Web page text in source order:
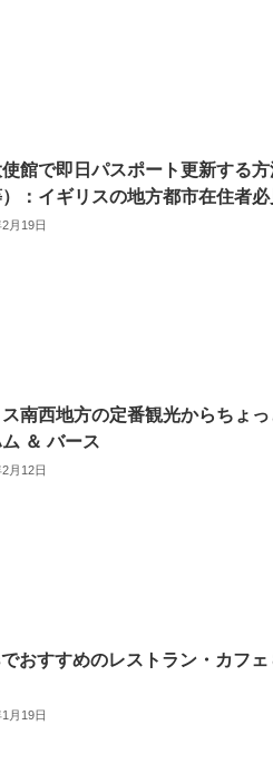
館で即日パスポート更新する
）：イギリスの地方都市在住者必
月19日
南西地方の定番観光からちょ
＆ バース
月12日
おすすめのレストラン・カフ
月19日